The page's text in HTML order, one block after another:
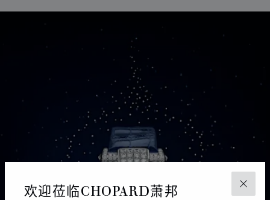
关闭
欢迎莅临CHOPARD萧邦